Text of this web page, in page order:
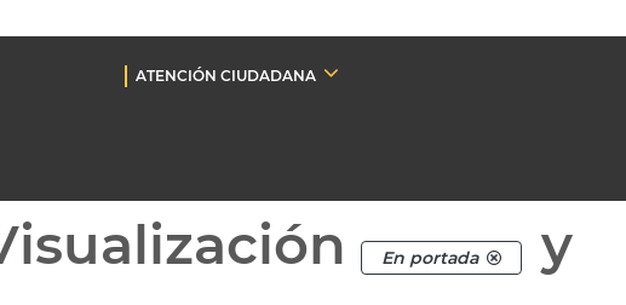
ATENCIÓN CIUDADANA
En portada
y